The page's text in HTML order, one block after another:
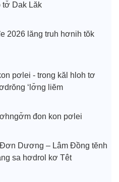
tơ̆ Dak Lăk
2026 lăng truh hơnih tŏk
pơlei - trong kăl hloh tơ
‘lơ̆ng liĕm
đon kon pơlei
Dương – Lâm Đồng tĕnh
sa hơdrol kơ Têt